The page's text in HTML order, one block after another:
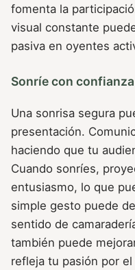
fomenta la
visual constante
pasiva en oyentes
Sonríe con confianza
Una sonrisa segura
presentación.
haciendo que tu
Cuando sonríes,
entusiasmo, lo que
simple gesto puede
sentido de
también puede
refleja tu pasión por